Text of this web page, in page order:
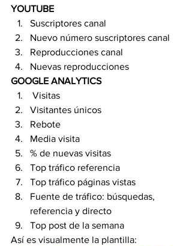
YOUTUBE
Suscriptores canal
Nuevo número suscriptores canal
Reproducciones canal
Nuevas reproducciones
GOOGLE ANALYTICS
Visitas
Visitantes únicos
Rebote
Media visita
% de nuevas visitas
Top tráfico referencia
Top tráfico páginas vistas
Fuente de tráfico: búsquedas,
referencia y directo
Top post de la semana
Así es visualmente la plantilla: